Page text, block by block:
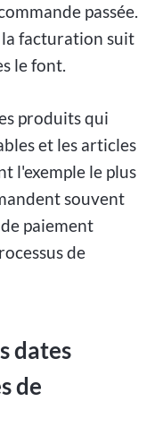
passée.
la facturation suit
le font.
produits qui
et les articles
l'exemple le plus
souvent
paiement
de
dates
de